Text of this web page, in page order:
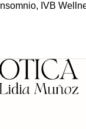
Insomnio, IVB